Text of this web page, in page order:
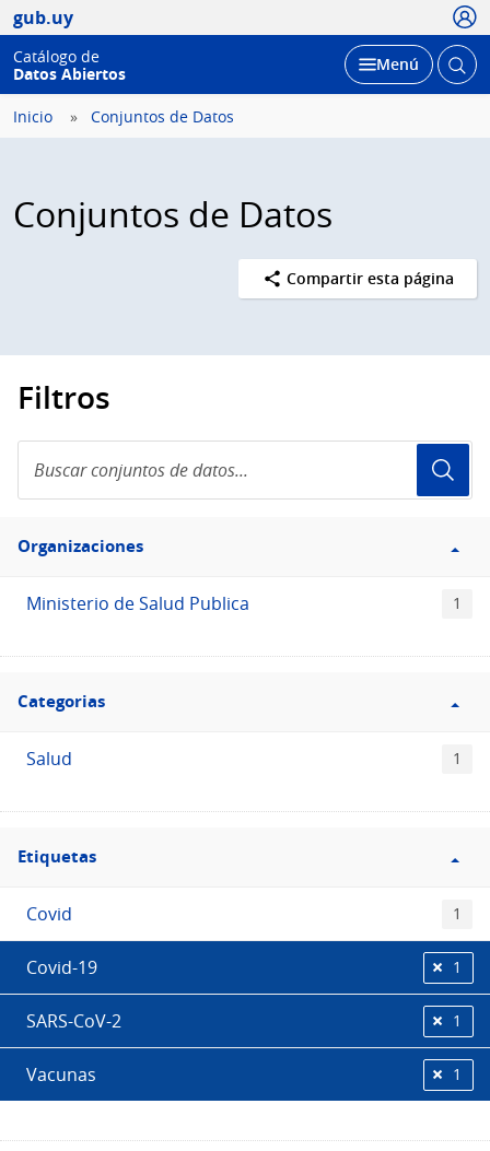
gub.uy
Catálogo de
Datos Abiertos
Desplegar
Menú Abrir
Inicio Conjuntos de Datos
Conjuntos de Datos
Compartir esta página
Filtros
conjuntos
de
Filtro
Organizaciones
Organizaciones
Ministerio de Salud Publica 1
Filtro
Categorias
Categorias
Salud 1
Filtro
Etiquetas
Etiquetas
Covid 1
Covid-19 1
SARS-CoV-2 1
Vacunas 1